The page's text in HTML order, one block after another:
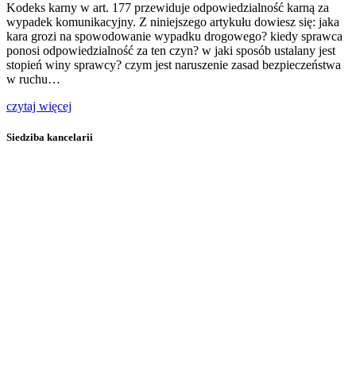
Kodeks karny w art. 177 przewiduje odpowiedzialność karną za
wypadek komunikacyjny. Z niniejszego artykułu dowiesz się: jaka
kara grozi na spowodowanie wypadku drogowego? kiedy sprawca
ponosi odpowiedzialność za ten czyn? w jaki sposób ustalany jest
stopień winy sprawcy? czym jest naruszenie zasad bezpieczeństwa
w ruchu…
czytaj więcej
Siedziba kancelarii